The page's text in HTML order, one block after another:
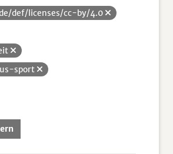
def/licenses/cc-by/4.0
sport